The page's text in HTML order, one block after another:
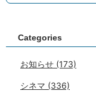
Categories
お知らせ (173)
シネマ (336)